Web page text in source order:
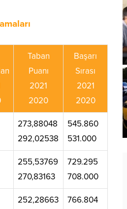
Taban
Puanı
2021
2020
Başarı
Sırası
2021
2020
273,88048
292,02538
545.860
531.000
255,53769
270,83163
729.295
708.000
252,28663
766.804